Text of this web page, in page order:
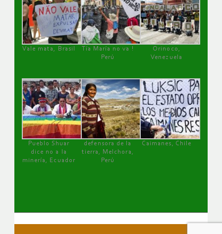
Vale mata, Brasil
Tía María no va !
Perú
Orinoco,
Venezuela
Pueblo Shuar
dice no a la
minería, Ecuador
defensora de la
tierra, Melchora,
Perú
Caimanes, Chile